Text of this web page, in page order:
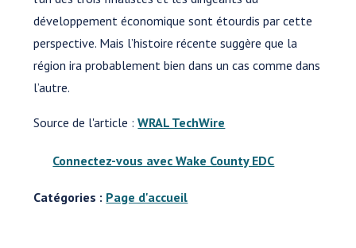
développement économique sont étourdis par cette
perspective. Mais l’histoire récente suggère que la
région ira probablement bien dans un cas comme dans
l’autre.
Source de l'article :WRAL TechWire
Connectez-vous avec Wake County EDC
Catégories : Page d'accueil